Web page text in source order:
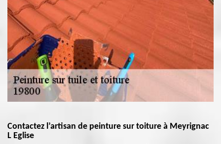
Contactez l’artisan de peinture sur toiture à Meyrignac
L Eglise